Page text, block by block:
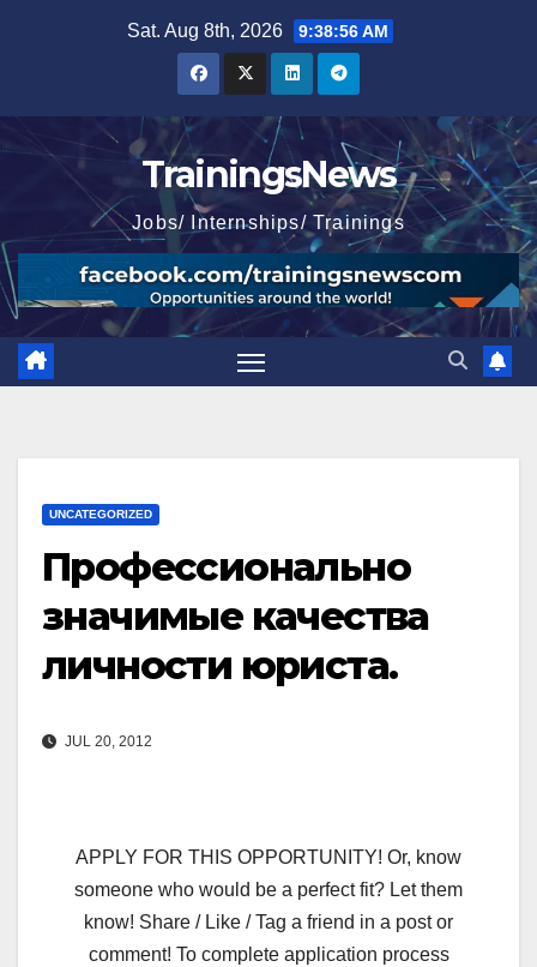
Sat. Aug 8th, 2026 9:38:58 AM
TrainingsNews
Jobs/ Internships/ Trainings
UNCATEGORIZED
Профессионально
значимые качества
личности юриста.
JUL 20, 2012
APPLY FOR THIS OPPORTUNITY! Or, know
someone who would be a perfect fit? Let them
know! Share / Like / Tag a friend in a post or
comment! To complete application process